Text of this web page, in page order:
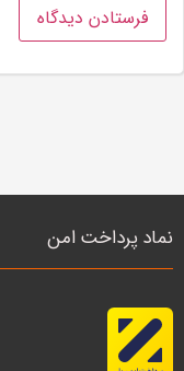
نماد پرداخت امن